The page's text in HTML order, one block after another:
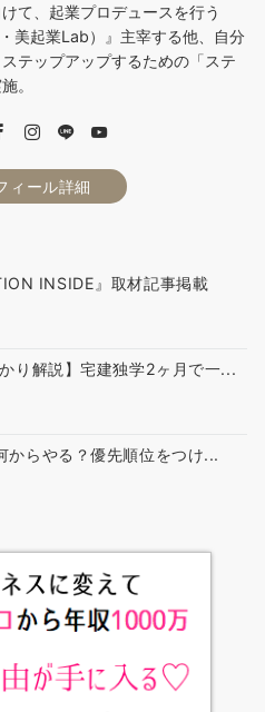
て、起業プロデュースを行う
美起業Lab）』主宰する他、自分
テップアップするための「ステ
。
ィール詳細
INSIDE』取材記事掲載
り解説】宅建独学2ヶ月で一...
からやる？優先順位をつけ...